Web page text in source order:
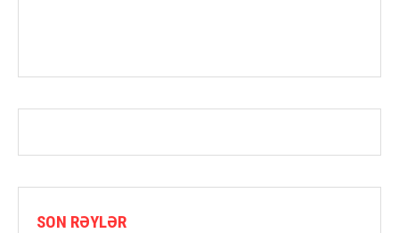
SON RƏYLƏR